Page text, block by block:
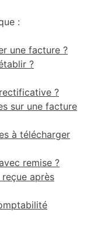
:
une facture ?
?
?
sur une facture
à télécharger
remise ?
après